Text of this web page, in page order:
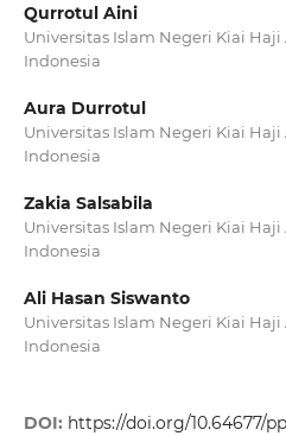
Qurrotul Aini
Universitas Islam Negeri Kiai
Indonesia
Aura Durrotul
Universitas Islam Negeri Kiai
Indonesia
Zakia Salsabila
Universitas Islam Negeri Kiai
Indonesia
Ali Hasan Siswanto
Universitas Islam Negeri Kiai
Indonesia
DOI: https://doi.org/10.64677/